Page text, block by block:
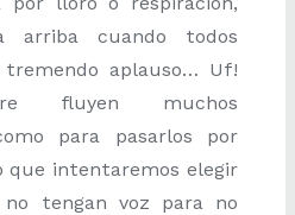
arriba cuando todos
aplauso… Uf!
fluyen muchos
para pasarlos por
que intentaremos elegir
no tengan voz para no